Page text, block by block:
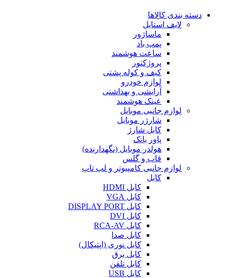
دسته بندی کالاها
لایف استایل
ماساژور
پمپ باد
ساعت هوشمند
پروژکتور
کیف و کوله پشتی
لوازم خودرو
آرایشی و بهداشتی
عینک هوشمند
لوازم جانبی موبایل
شارژر موبایل
کابل شارژ
پاور بانک
هولدر موبایل (نگهدارنده)
قاب و گلس
لوازم جانبی کامپیوتر و لپ تاپ
کابل
کابل HDMI
کابل VGA
کابل DISPLAY PORT
کابل DVI
کابل RCA-AV
کابل صدا
کابل نوری (اپتیکال)
کابل برق
کابل تلفن
کابل USB